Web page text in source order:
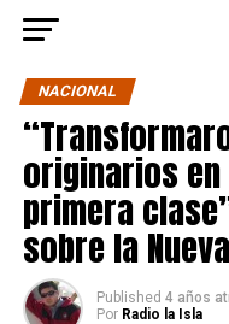
NACIONAL
originarios
primera
sobre la
Published 4 años
Por Radio la Isla